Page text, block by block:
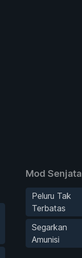
Mod Senjata
Peluru Tak
Terbatas
Segarkan
Amunisi